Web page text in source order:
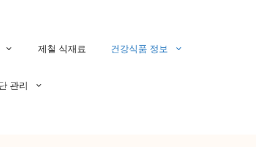
제철 식재료 건강식품 정보
관리